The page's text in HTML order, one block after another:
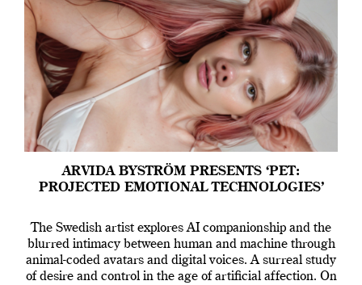
ARVIDA BYSTRÖM PRESENTS ‘PET:
PROJECTED EMOTIONAL TECHNOLOGIES’
The Swedish artist explores AI companionship and the
blurred intimacy between human and machine through
animal-coded avatars and digital voices. A surreal study
of desire and control in the age of artificial affection. On